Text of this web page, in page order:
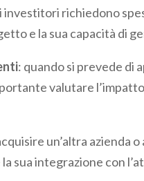
investitori richiedono
e la sua capacità di
: quando si prevede di
valutare
un’altra azienda
sua integrazione con